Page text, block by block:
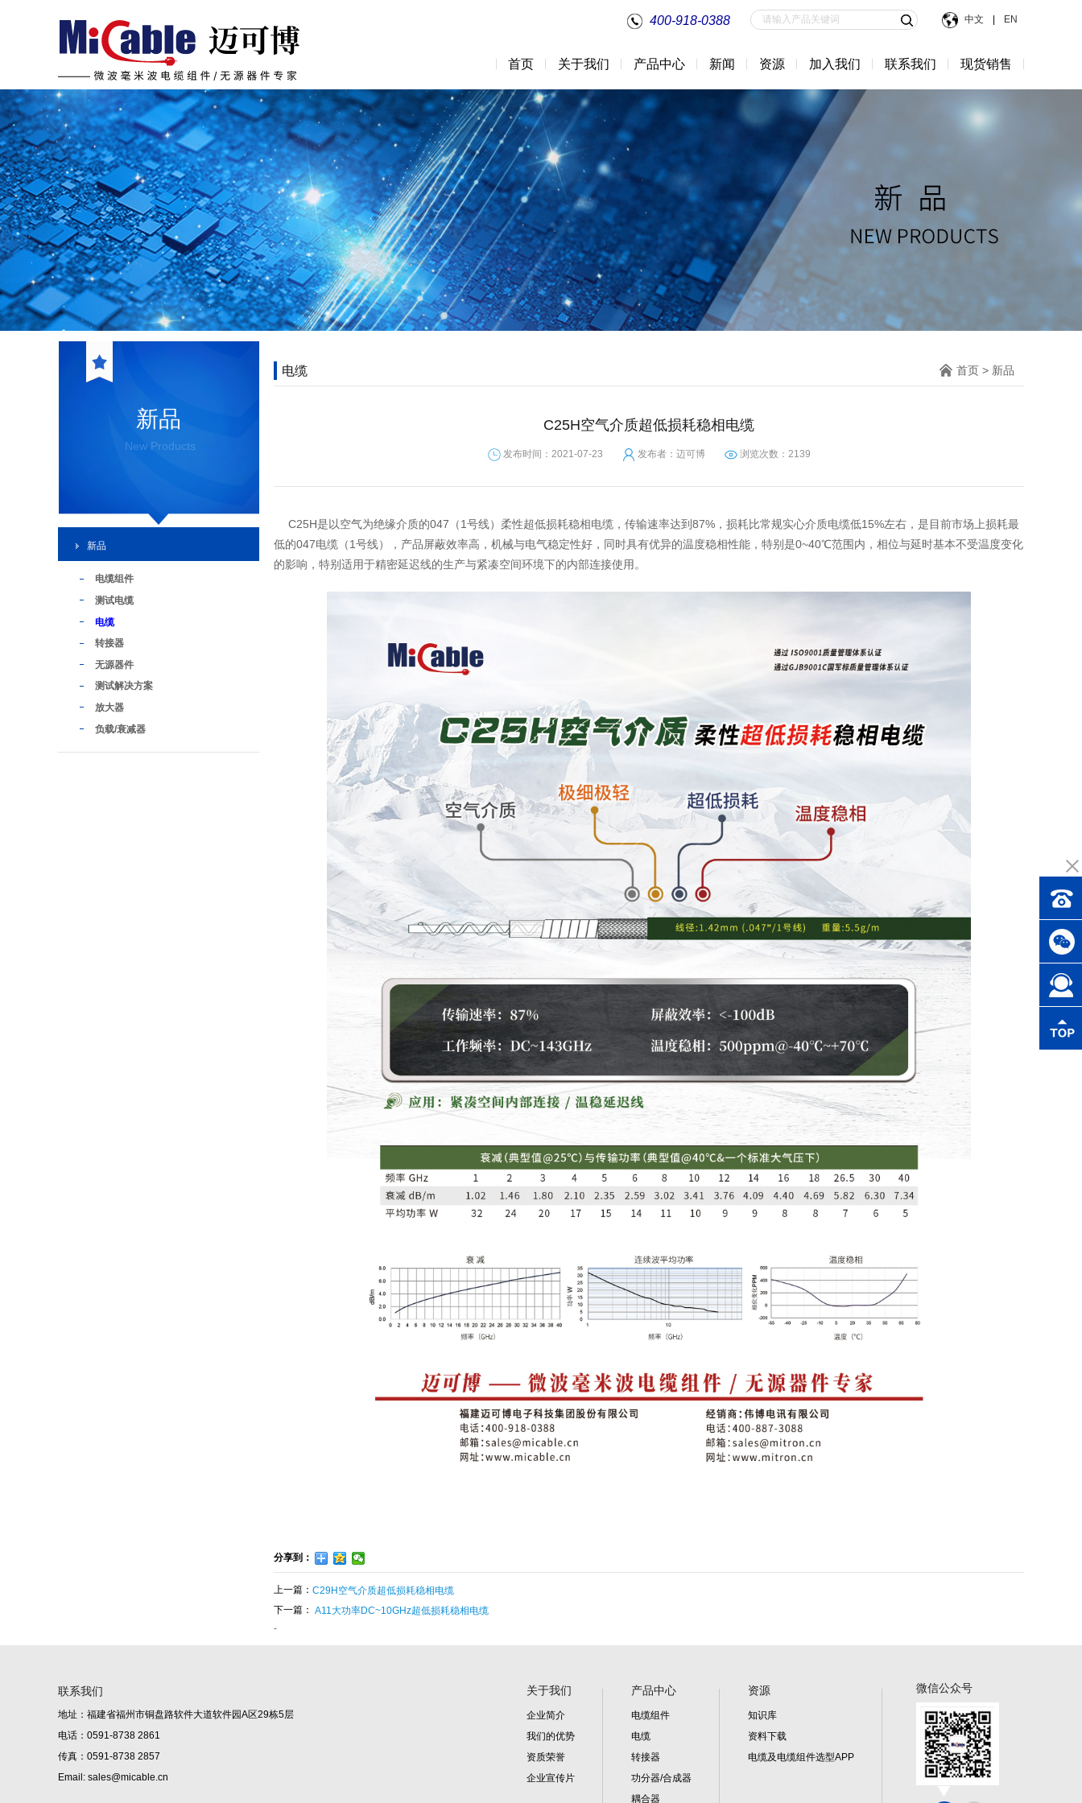
中文 EN
400-918-0388
首页 关于我们 产品中心 新闻 资源 加入我们 联系我们 现货销售
新品
New Products
新品
电缆组件
测试电缆
电缆
转接器
无源器件
测试解决方案
放大器
负载/衰减器
电缆 首页 > 新品
C25H空气介质超低损耗稳相电缆
发布时间：2021-07-23 发布者：迈可博 浏览次数：2139
C25H是以空气为绝缘介质的047（1号线）柔性超低损耗稳相电缆，传输速率达到87%，损耗比常规实心介质电缆低15%左右，是目前市场上损耗最
低的047电缆（1号线），产品屏蔽效率高，机械与电气稳定性好，同时具有优异的温度稳相性能，特别是0~40℃范围内，相位与延时基本不受温度变化
的影响，特别适用于精密延迟线的生产与紧凑空间环境下的内部连接使用。
分享到：
上一篇： C29H空气介质超低损耗稳相电缆
下一篇： A11大功率DC~10GHz超低损耗稳相电缆
-
联系我们
地址：福建省福州市铜盘路软件大道软件园A区29栋5层
电话：0591-8738 2861
传真：0591-8738 2857
Email: sales@micable.cn
关于我们
企业简介
我们的优势
资质荣誉
企业宣传片
产品中心
电缆组件
电缆
转接器
功分器/合成器
耦合器
资源
知识库
资料下载
电缆及电缆组件选型APP
微信公众号